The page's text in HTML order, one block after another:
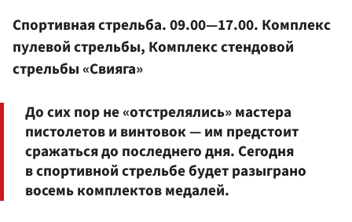
Спортивная стрельба. 09.00—17.00. Комплекс
пулевой стрельбы, Комплекс стендовой
стрельбы «Свияга»
До сих пор не «отстрелялись» мастера
пистолетов и винтовок — им предстоит
сражаться до последнего дня. Сегодня
в спортивной стрельбе будет разыграно
восемь комплектов медалей.